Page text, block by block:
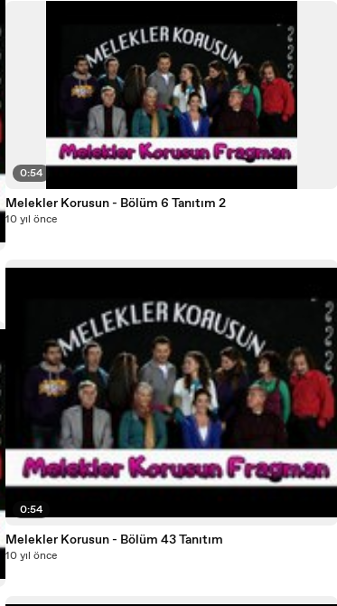
0:54
Melekler Korusun - Bölüm 6 Tanıtım 2
10 yıl önce
0:54
Melekler Korusun - Bölüm 43 Tanıtım
10 yıl önce